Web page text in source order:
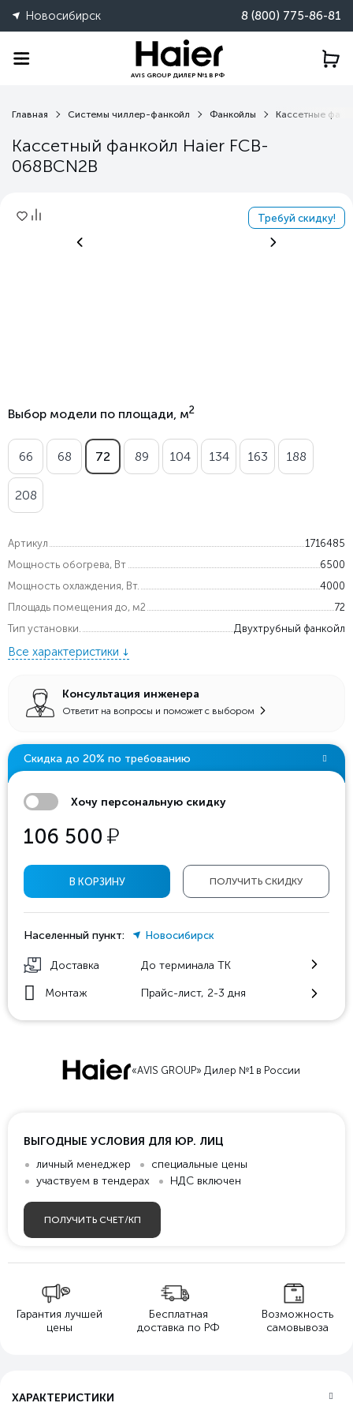
Новосибирск 8 (800) 775-86-81
AVIS GROUP ДИЛЕР №1 В РФ
Главная Системы чиллер-фанкойл Фанкойлы Кассетные
Кассетный фанкойл Haier FCB-
068BCN2B
Требуй скидку!
Выбор модели по площади, м2
66 68 72 89 104 134 163 188
208
Артикул
1716485
Мощность обогрева, Вт
6500
Мощность охлаждения, Вт.
4000
Площадь помещения до, м2
72
Тип установки.
Двухтрубный фанкойл
Все характеристики
Консультация инженера
Ответит на вопросы и поможет с выбором
Скидка до 20% по требованию
Хочу персональную скидку
106 500 у
ПОЛУЧИТЬ СКИДКУ
В КОРЗИНУ
Населенный пункт: Новосибирск
Доставка До терминала ТК
Монтаж Прайс-лист, 2-3 дня
«AVIS GROUP» Дилер №1 в России
ВЫГОДНЫЕ УСЛОВИЯ ДЛЯ ЮР. ЛИЦ
личный менеджер
специальные цены
участвуем в тендерах
НДС включен
ПОЛУЧИТЬ СЧЕТ/КП
Гарантия лучшей
цены
Бесплатная
доставка по РФ
Возможность
самовывоза
ХАРАКТЕРИСТИКИ